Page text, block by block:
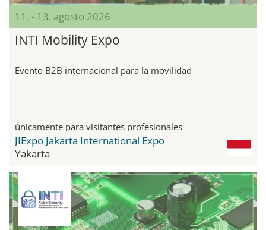
11. - 13. agosto 2026
INTI Mobility Expo
Evento B2B internacional para la movilidad
únicamente para visitantes profesionales
JIExpo Jakarta International Expo
Yakarta